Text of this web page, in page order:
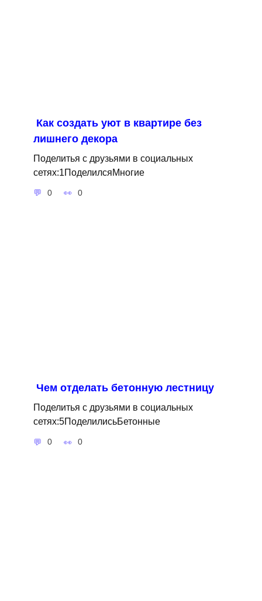
Как создать уют в квартире без
лишнего декора
Поделитья с друзьями в социальных
сетях:1ПоделилсяМногие
0 0
Чем отделать бетонную лестницу
Поделитья с друзьями в социальных
сетях:5ПоделилисьБетонные
0 0